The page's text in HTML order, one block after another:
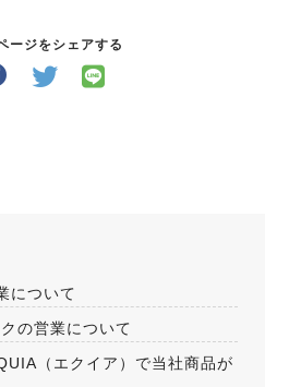
ージをシェアする
について
の営業について
（エクイア）で当社商品が